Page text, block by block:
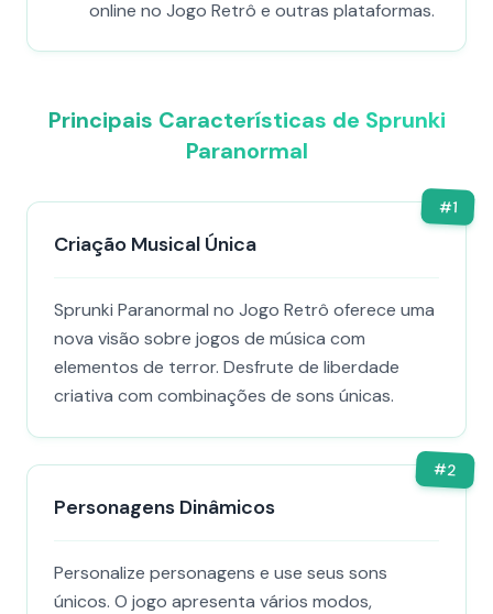
online no Jogo Retrô e outras plataformas.
Principais Características de Sprunki
Paranormal
#1
Criação Musical Única
Sprunki Paranormal no Jogo Retrô oferece uma
nova visão sobre jogos de música com
elementos de terror. Desfrute de liberdade
criativa com combinações de sons únicas.
#2
Personagens Dinâmicos
Personalize personagens e use seus sons
únicos. O jogo apresenta vários modos,